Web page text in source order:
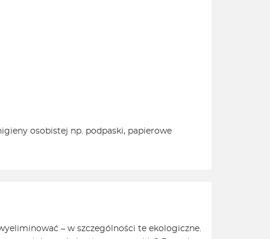
osobistej np. podpaski, papierowe
– w szczególności te ekologiczne.